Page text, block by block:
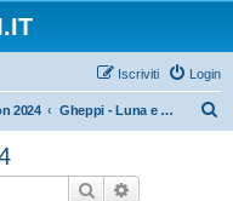
Login
Iscriviti
2024 Gheppi - Luna e Orione 2024
Cerca